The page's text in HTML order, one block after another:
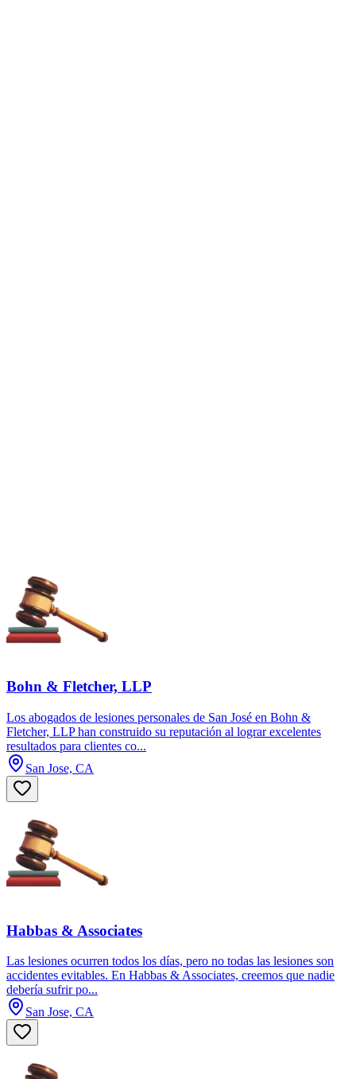
Bohn & Fletcher, LLP
Los abogados de lesiones personales de San José en Bohn &
Fletcher, LLP han construido su reputación al lograr excelentes
resultados para clientes co...
San Jose, CA
Habbas & Associates
Las lesiones ocurren todos los días, pero no todas las lesiones son
accidentes evitables. En Habbas & Associates, creemos que nadie
debería sufrir po...
San Jose, CA